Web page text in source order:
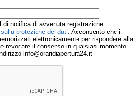
di notifica di avvenuta registrazione.
protezione dei dati. Acconsento che i
elettronicamente per rispondere alla
revocare il consenso in qualsiasi momento
info@oraridiapertura24.it